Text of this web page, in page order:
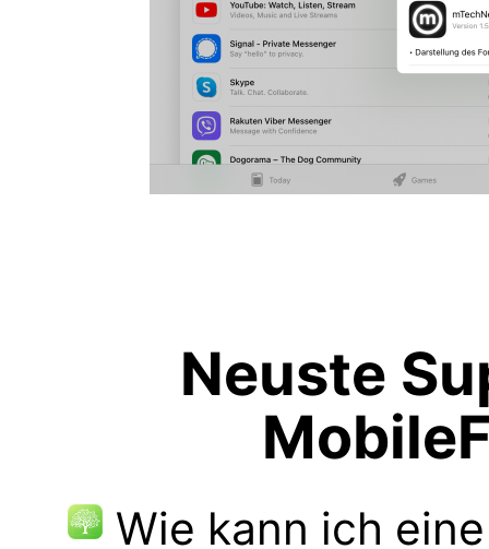
Neuste
Wie kann ich